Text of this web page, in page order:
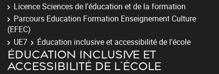
Licence Sciences de l'éducation et de la formation
Parcours Education Formation Enseignement Culture
(EFEC)
UE7
Éducation inclusive et accessibilité de l'école
ÉDUCATION INCLUSIVE ET
ACCESSIBILITÉ DE L'ÉCOLE